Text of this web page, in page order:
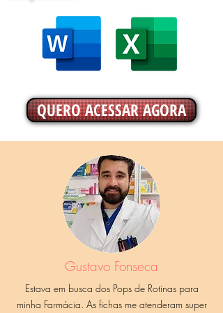
QUERO ACESSAR AGORA
Gustavo Fonseca
Estava em busca dos Pops de Rotinas para
minha Farmácia. As fichas me atenderam super